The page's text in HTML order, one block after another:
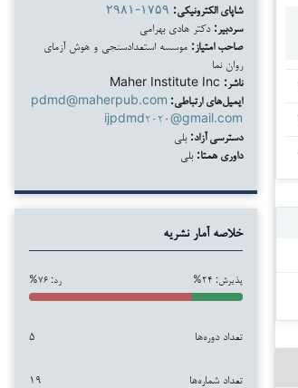
شاپای الکترونیکی: ۲۹۸۱-۱۷۵۹
سردبیر: دکتر هادی بهرامی
صاحب امتیاز: موسسه استعدادسنجی و هوش آزمای
روان نما
ناشر:
ایمیل‌های ارتباطی: pdmd@maherpub.com
ijpdmd۲۰۲۰@gmail.com
دسترسی آزاد: بلی
داوری همتا: بلی
خلاصه آمار نشریه
پذیرش: ۲۴% رد: ۷۶%
تعداد دوره‌ها ۵
تعداد شماره‌ها ۱۹